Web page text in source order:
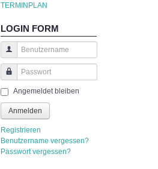
TERMINPLAN
LOGIN FORM
Benutzername
Passwort
Angemeldet bleiben
Anmelden
Registrieren
Benutzername vergessen?
Passwort vergessen?